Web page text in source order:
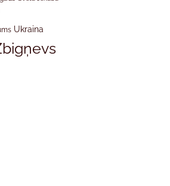
Ukraina